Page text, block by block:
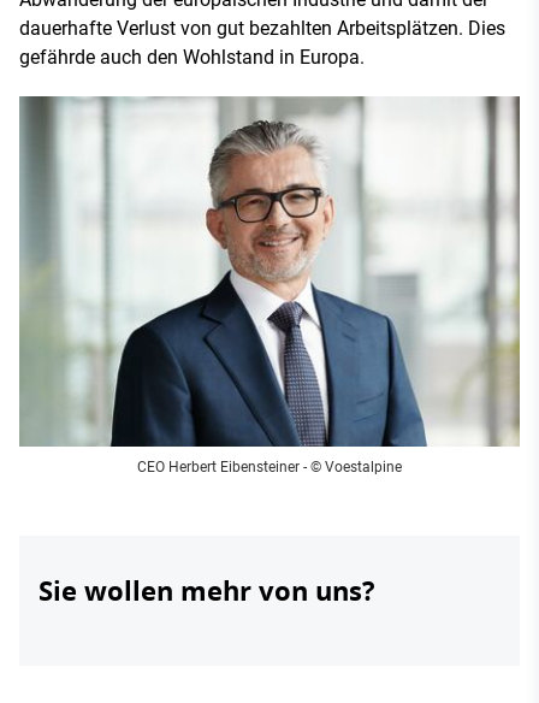
dauerhafte Verlust von gut bezahlten Arbeitsplätzen. Dies
gefährde auch den Wohlstand in Europa.
CEO Herbert Eibensteiner - © Voestalpine
Sie wollen mehr von uns?